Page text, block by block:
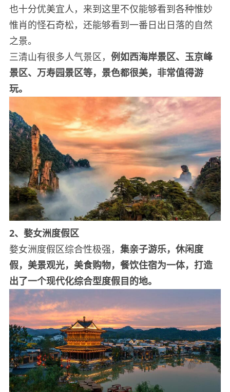
也十分优美宜人，来到这里不仅能够看到各种惟妙
惟肖的怪石奇松，还能够看到一番日出日落的自然
之景。
三清山有很多人气景区， 例如西海岸景区、玉京峰
景区、万寿园景区等，景色都很美，非常值得游
玩。
2、婺女洲度假区
婺女洲度假区综合性极强， 集亲子游乐，休闲度
假，美景观光，美食购物，餐饮住宿为一体，打造
出了一个现代化综合型度假目的地。